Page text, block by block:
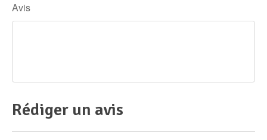
Avis
Rédiger un avis